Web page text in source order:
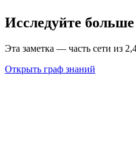
Исследуйте больше
Эта заметка — часть сети из
Открыть граф знаний